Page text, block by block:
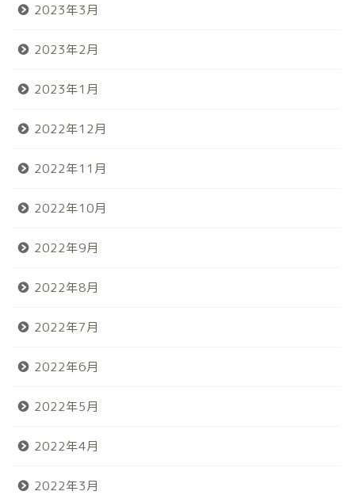
2023年3月
2023年2月
2023年1月
2022年12月
2022年11月
2022年10月
2022年9月
2022年8月
2022年7月
2022年6月
2022年5月
2022年4月
2022年3月